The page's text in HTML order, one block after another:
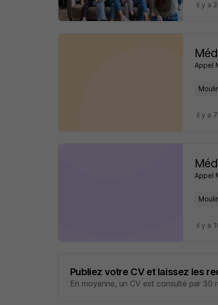
il y a
Appel
il y a
Appel
il y a
Publiez votre CV et laissez les
En moyenne, un CV est consulté par 30